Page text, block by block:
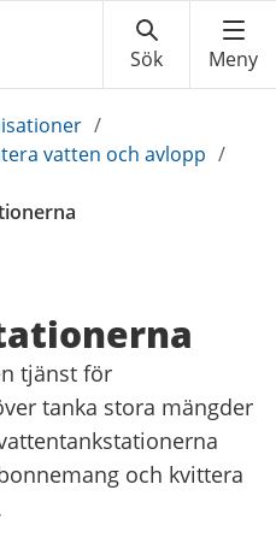
/
vatten och avlopp /
tjänst för
tanka stora mängder
och kvittera